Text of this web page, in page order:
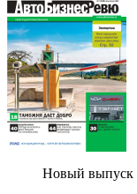
Новый выпуск